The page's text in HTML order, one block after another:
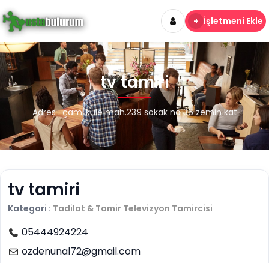
+ İşletmeni Ekle
tv tamiri
Adres : çamlıkule mah.239 sokak no 36 zemin kat
tv tamiri
Kategori : Tadilat & Tamir Televizyon Tamircisi
05444924224
ozdenunal72@gmail.com